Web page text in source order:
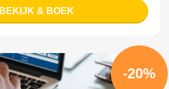
BEKIJK & BOEK
-20%